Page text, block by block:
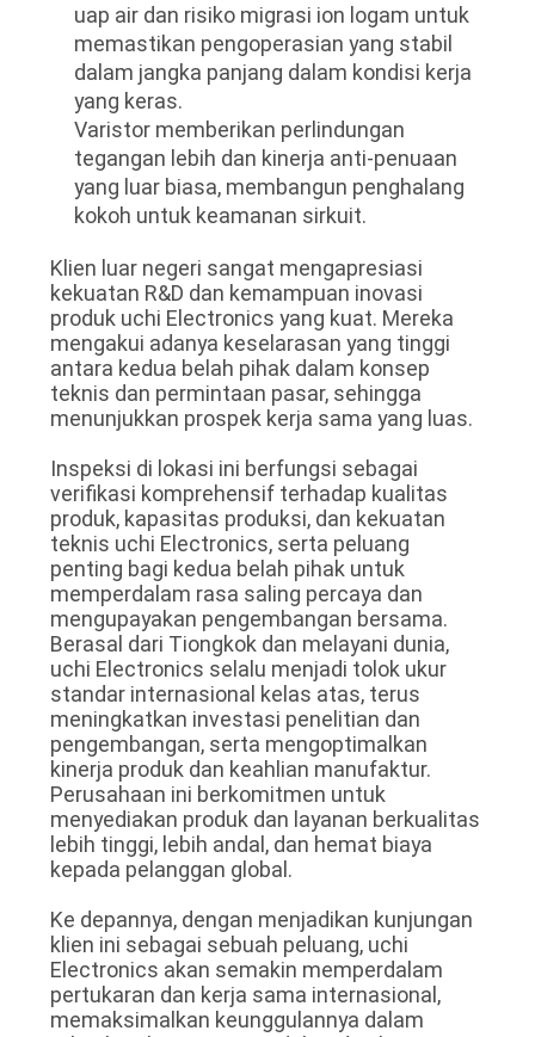
uap air dan risiko migrasi ion logam untuk
memastikan pengoperasian yang stabil
dalam jangka panjang dalam kondisi kerja
yang keras.
Varistor memberikan perlindungan
tegangan lebih dan kinerja anti-penuaan
yang luar biasa, membangun penghalang
kokoh untuk keamanan sirkuit.
Klien luar negeri sangat mengapresiasi
kekuatan R&D dan kemampuan inovasi
produk uchi Electronics yang kuat. Mereka
mengakui adanya keselarasan yang tinggi
antara kedua belah pihak dalam konsep
teknis dan permintaan pasar, sehingga
menunjukkan prospek kerja sama yang luas.
Inspeksi di lokasi ini berfungsi sebagai
verifikasi komprehensif terhadap kualitas
produk, kapasitas produksi, dan kekuatan
teknis uchi Electronics, serta peluang
penting bagi kedua belah pihak untuk
memperdalam rasa saling percaya dan
mengupayakan pengembangan bersama.
Berasal dari Tiongkok dan melayani dunia,
uchi Electronics selalu menjadi tolok ukur
standar internasional kelas atas, terus
meningkatkan investasi penelitian dan
pengembangan, serta mengoptimalkan
kinerja produk dan keahlian manufaktur.
Perusahaan ini berkomitmen untuk
menyediakan produk dan layanan berkualitas
lebih tinggi, lebih andal, dan hemat biaya
kepada pelanggan global.
Ke depannya, dengan menjadikan kunjungan
klien ini sebagai sebuah peluang, uchi
Electronics akan semakin memperdalam
pertukaran dan kerja sama internasional,
memaksimalkan keunggulannya dalam